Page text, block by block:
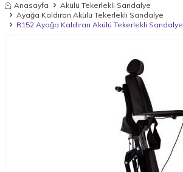
Anasayfa
Akülü Tekerlekli Sandalye
Ayağa Kaldıran Akülü Tekerlekli Sandalye
R152 Ayağa Kaldıran Akülü Tekerlekli Sandalye